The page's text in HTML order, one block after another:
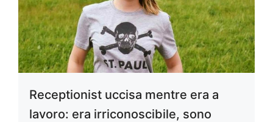
Receptionist uccisa mentre era a
lavoro: era irriconoscibile, sono